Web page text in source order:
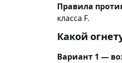
Правила
класса F.
Какой
Вариант 1 —